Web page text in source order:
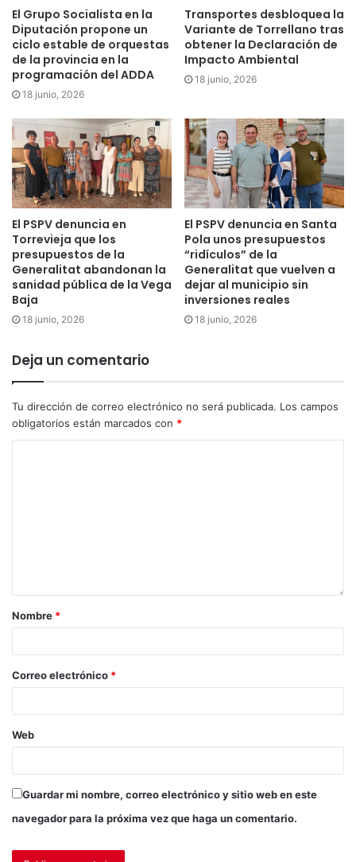
Por otro lado, la secretaria general del PSPV-PSOE ha
acusado a la Generalitat Valenciana de haber “mentido a
los valencianos y valencianas” sobre la actuación del
presidente Carlos Mazón durante la jornada de la DANA,
general de la Oficina de Prensa del presidente.
“La versión oficial trasladada por la institución no se
corresponde con la realidad. Es gravísimo que una
institución como la Generalitat mienta y todavía más grave
que no haya consecuencias políticas”, ha afirmado.
Finalmente, Morant ha acusado al presidente de la
Generalitat de “proteger” a Mazón y de haber recolocado a
su equipo, manteniéndolo aforado en Les Corts en lugar
justicia “como cualquier ciudadano”.
Etiquetas Diana Morant vivienda
El Grupo Socialista en la
Diputación propone un
ciclo estable de orquestas
de la provincia en la
programación del ADDA
18 junio, 2026
Transportes desbloquea la
Variante de Torrellano tras
obtener la Declaración de
Impacto Ambiental
18 junio, 2026
El PSPV denuncia en
Torrevieja que los
presupuestos de la
Generalitat abandonan la
sanidad pública de la Vega
Baja
18 junio, 2026
El PSPV denuncia en Santa
Pola unos presupuestos
“ridículos” de la
Generalitat que vuelven a
dejar al municipio sin
inversiones reales
18 junio, 2026
Deja un comentario
Tu dirección de correo electrónico no será publicada. Los campos
obligatorios están marcados con *
Nombre *
Correo electrónico *
Web
Guardar mi nombre, correo electrónico y sitio web en este
navegador para la próxima vez que haga un comentario.